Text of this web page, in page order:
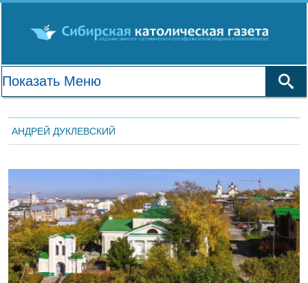
АНДРЕЙ ДУКЛЕВСКИЙ
ГЛАВНАЯ